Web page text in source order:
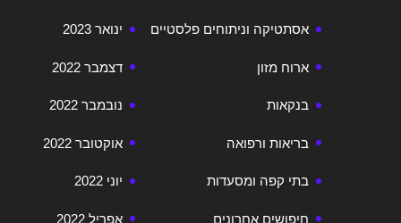
ינואר 2023
דצמבר 2022
נובמבר 2022
אוקטובר 2022
יוני 2022
אפריל 2022
אסתטיקה וניתוחים פלסטיים
ארוח מזון
בנקאות
בריאות ורפואה
בתי קפה ומסעדות
חיפושים אחרונים